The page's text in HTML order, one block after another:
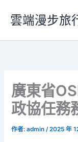
要
雲端漫步旅
廣東省
政協任務
作者:admin/2025 年